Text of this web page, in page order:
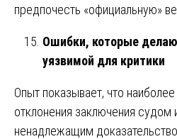
предпочесть «официальную»
Ошибки, которые
уязвимой для критики
Опыт показывает, что
отклонения заключения судом
ненадлежащим